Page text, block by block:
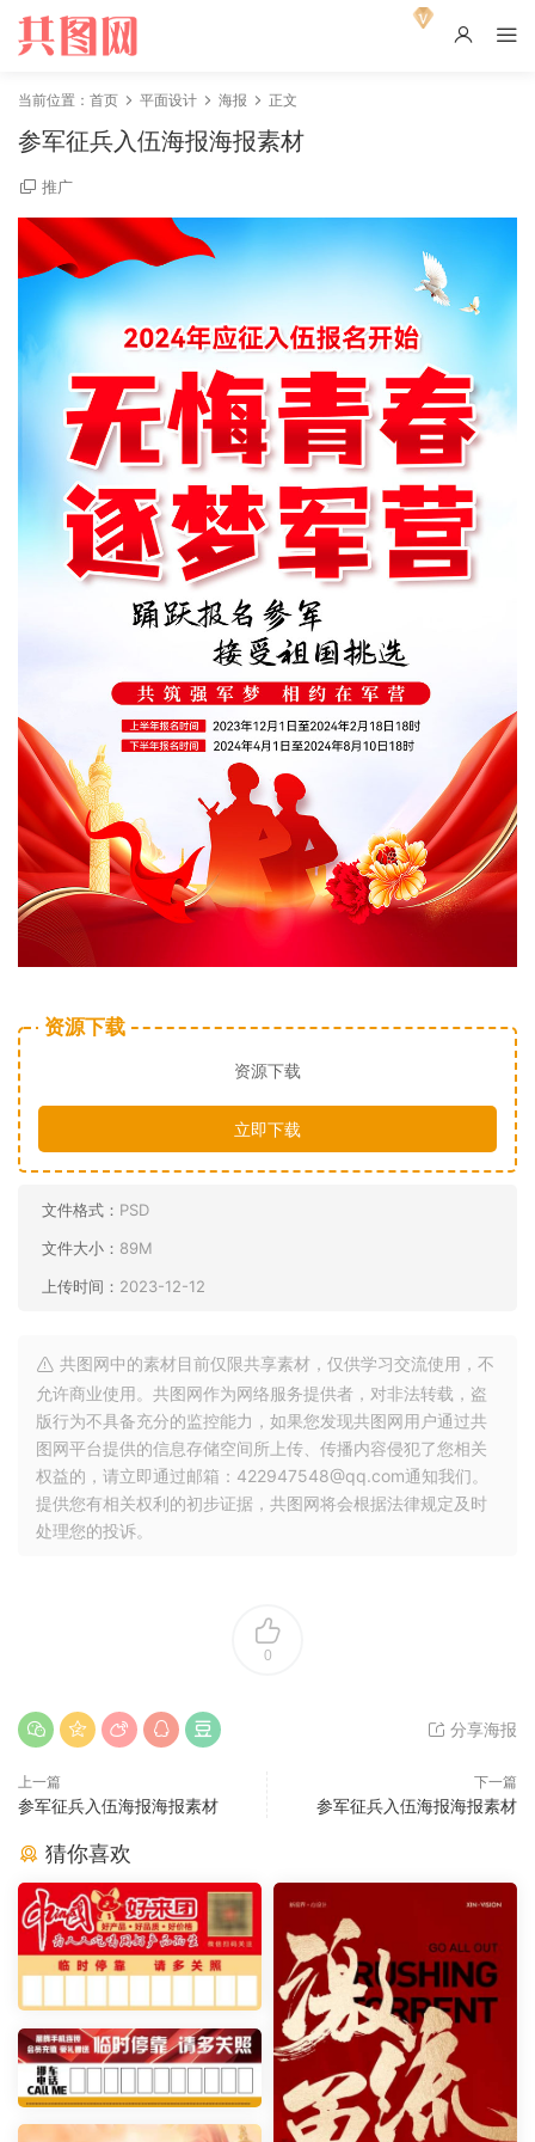
当前位置： 首页 平面设计 海报 正文
参军征兵入伍海报海报素材
推广
资源下载
资源下载
立即下载
文件格式： PSD
文件大小： 89M
上传时间： 2023-12-12
共图网中的素材目前仅限共享素材，仅供学习交流使用，不
允许商业使用。共图网作为网络服务提供者，对非法转载，盗
版行为不具备充分的监控能力，如果您发现共图网用户通过共
图网平台提供的信息存储空间所上传、传播内容侵犯了您相关
权益的，请立即通过邮箱：422947548@qq.com通知我们。
提供您有相关权利的初步证据，共图网将会根据法律规定及时
处理您的投诉。
0
分享海报
上一篇
参军征兵入伍海报海报素材
下一篇
参军征兵入伍海报海报素材
猜你喜欢